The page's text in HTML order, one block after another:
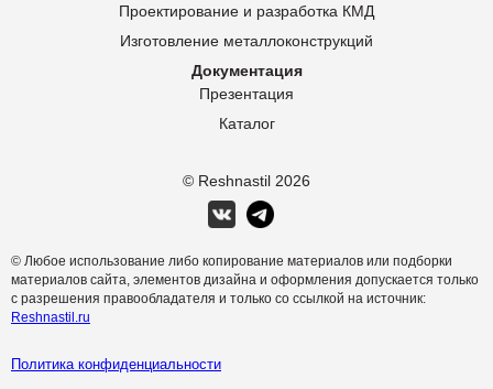
© Reshnastil 2026
Проектирование и разработка КМД
Изготовление металлоконструкций
Документация
Презентация
Каталог
© Любое использование либо копирование материалов или подборки
материалов сайта, элементов дизайна и оформления допускается только
с разрешения правообладателя и только со ссылкой на источник:
Reshnastil.ru
Политика конфиденциальности